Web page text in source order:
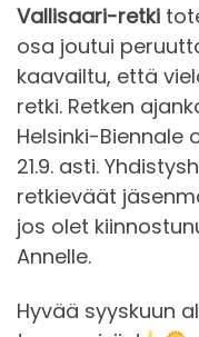
Vallisaari-retki
osa joutui
kaavailtu, että
retki. Retken
Helsinki-Biennale
21.9. asti.
retkieväät
jos olet
Annelle.
Hyvää syyskuun